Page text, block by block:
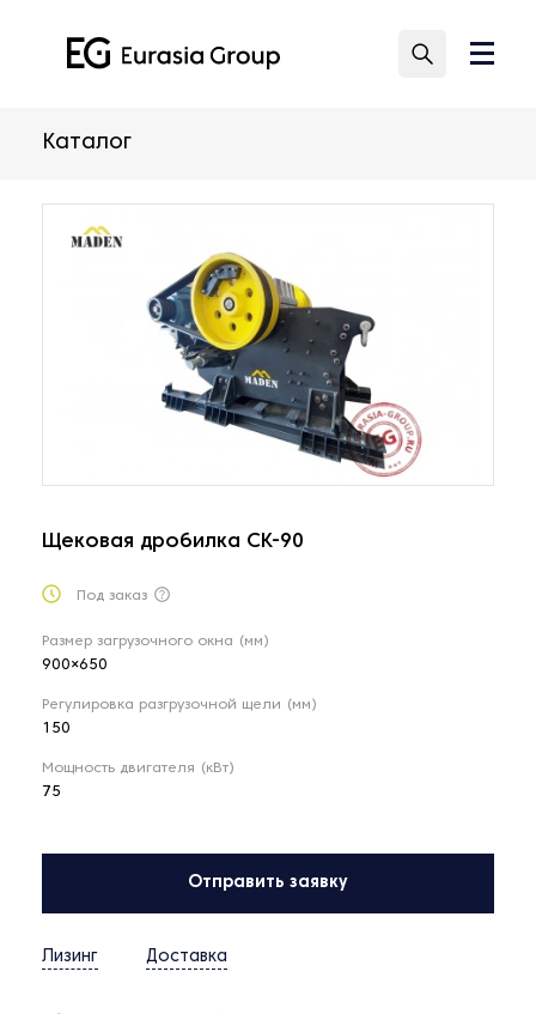
Каталог
Щековая дробилка CK-90
Под заказ
Размер загрузочного окна (мм)
900×650
Регулировка разгрузочной щели (мм)
150
Мощность двигателя (кВт)
75
Отправить заявку
Лизинг Доставка